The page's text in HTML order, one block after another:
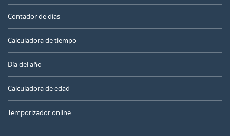
Contador de días
Calculadora de tiempo
Día del año
Calculadora de edad
Temporizador online